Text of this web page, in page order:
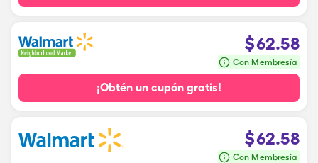
$62.58
Con Membresía
¡Obtén un cupón gratis!
$62.58
Con Membresía